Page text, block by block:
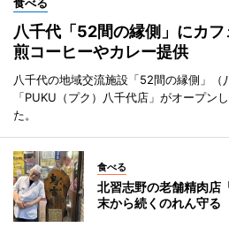
八千代「52間の縁側」にカ
煎コーヒーやカレー提供
八千代の地域交流施設「52間の縁側」（
「PUKU（プク）八千代店」がオープン
た。
食べる
北習志野の老舗精肉
末から続くのれん守る